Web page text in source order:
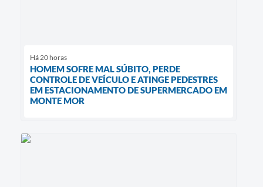
Há 20 horas
HOMEM SOFRE MAL SÚBITO, PERDE
CONTROLE DE VEÍCULO E ATINGE PEDESTRES
EM ESTACIONAMENTO DE SUPERMERCADO EM
MONTE MOR